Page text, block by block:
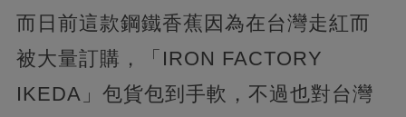
而日前這款鋼鐵香蕉因為在台灣走紅而
被大量訂購，「IRON FACTORY
IKEDA」包貨包到手軟，不過也對台灣